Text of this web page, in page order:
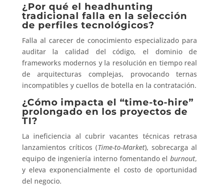
¿Por qué el headhunting
tradicional falla en la selección
de perfiles tecnológicos?
Falla al carecer de conocimiento especializado para
auditar la calidad del código, el dominio de
frameworks modernos y la resolución en tiempo real
de arquitecturas complejas, provocando ternas
incompatibles y cuellos de botella en la contratación.
¿Cómo impacta el “time-to-hire”
prolongado en los proyectos de
TI?
La ineficiencia al cubrir vacantes técnicas retrasa
lanzamientos críticos (Time-to-Market), sobrecarga al
equipo de ingeniería interno fomentando elburnout,
y eleva exponencialmente el costo de oportunidad
del negocio.